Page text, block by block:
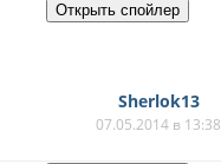
Sherlok13
07.05.2014 в 13:38